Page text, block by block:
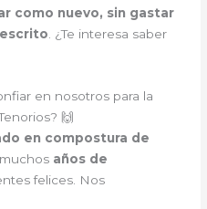
como nuevo, sin gastar
. ¿Te interesa saber
en nosotros para la
🙌
en compostura de
muchos años de
felices. Nos